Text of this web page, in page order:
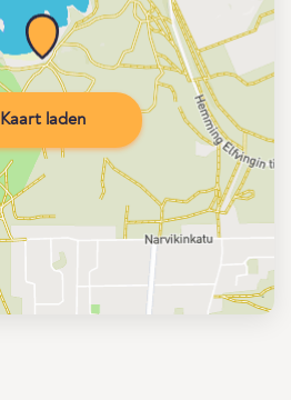
Kaart laden